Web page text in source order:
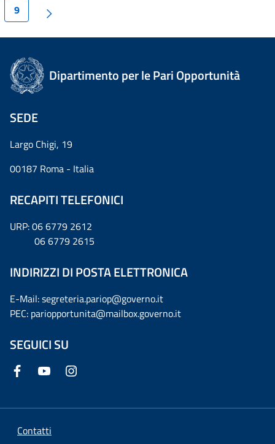
9
Dipartimento per le Pari Opportunità
SEDE
Largo Chigi, 19
00187 Roma - Italia
RECAPITI TELEFONICI
URP: 06 6779 2612
06 6779 2615
INDIRIZZI DI POSTA ELETTRONICA
E-Mail: segreteria.pariop@governo.it
PEC: pariopportunita@mailbox.governo.it
SEGUICI SU
Contatti